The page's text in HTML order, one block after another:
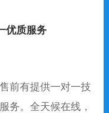
优质服务
前有提供一对一技
务。全天候在线，